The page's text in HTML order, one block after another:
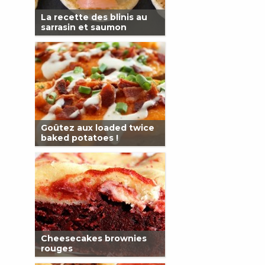
La recette des blinis au
sarrasin et saumon
Goûtez aux loaded twice
baked potatoes !
Cheesecakes brownies
rouges